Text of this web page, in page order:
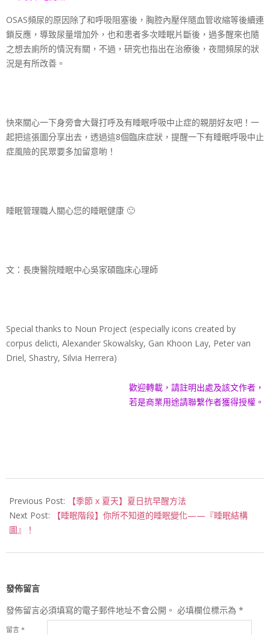
OSAS頻尿的原因除了和呼吸阻塞後，胸腔內壓伴隨血管收縮等後續連
鎖反應，導致尿量增加外，也和患者多次睡眠片斷後，過多醒來也隨
之想去廁所的情況有關，不過，研究也指出在治療後，夜間頻尿的狀
況是有所改善。
快來關心一下身旁會大聲打呼及有睡眠呼吸中止症的親朋好友吧！一
起把這張圖分享出去，透過這8個臨床症狀，提醒一下有睡眠呼吸中止
症風險的民眾要多加留意喲！
睡眠管理職人關心您的睡眠健康 🙂
文：長庚醫院睡眠中心吳家碩臨床心理師
Special thanks to Noun Project (especially icons created by
corpus delicti, Alexander Skowalsky, Gan Khoon Lay, Peter van
Driel, Shastry, Silvia Herrera)
歡迎轉載，請註明出處及該文作者，
若是商業用途請聯繫作者獲得授權。
06-
21
Previous Post:
【季節 x 夏天】夏日抗早醒方法
Next Post:
【睡眠階段】你所不知道的睡眠變化——『睡眠結構
圖』！
發佈留言
發佈留言必須填寫的電子郵件地址不會公開。 必填欄位標示為 *
留言 *